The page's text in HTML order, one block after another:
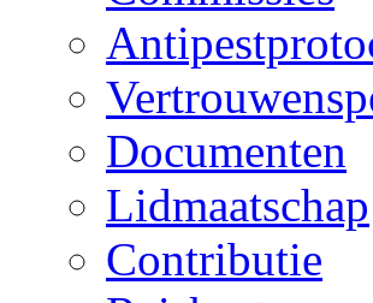
Documenten
Lidmaatschap
Contributie